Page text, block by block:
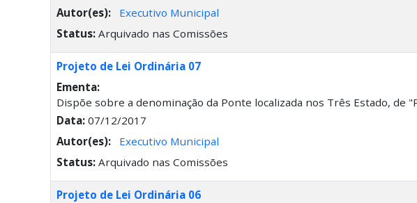
Autor(es):
Executivo Municipal
Status:Arquivado nas Comissões
Projeto de Lei Ordinária 07
Ementa:
Dispõe sobre a denominação da Ponte localizada nos Três Estado, de
Data:07/12/2017
Autor(es):
Executivo Municipal
Status:Arquivado nas Comissões
Projeto de Lei Ordinária 06